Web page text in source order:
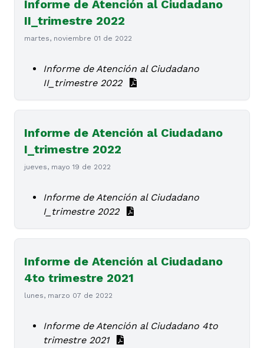
Informe de Atención al Ciudadano
II_trimestre 2022
martes, noviembre 01 de 2022
Informe de Atención al Ciudadano
II_trimestre 2022
Informe de Atención al Ciudadano
I_trimestre 2022
jueves, mayo 19 de 2022
Informe de Atención al Ciudadano
I_trimestre 2022
Informe de Atención al Ciudadano
4to trimestre 2021
lunes, marzo 07 de 2022
Informe de Atención al Ciudadano 4to
trimestre 2021